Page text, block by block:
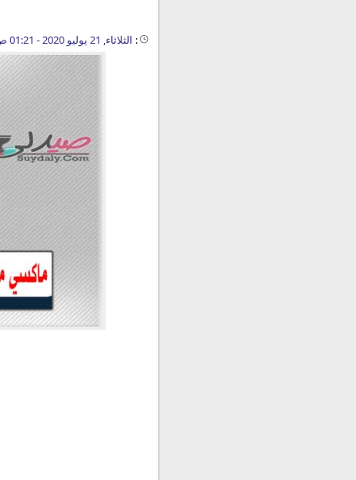
: الثلاثاء, 21 يوليو 2020 - 01:21 ص